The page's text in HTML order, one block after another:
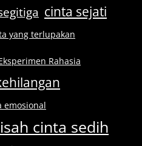
cinta sejati
yang terlupakan
Rahasia
emosional
cinta sedih